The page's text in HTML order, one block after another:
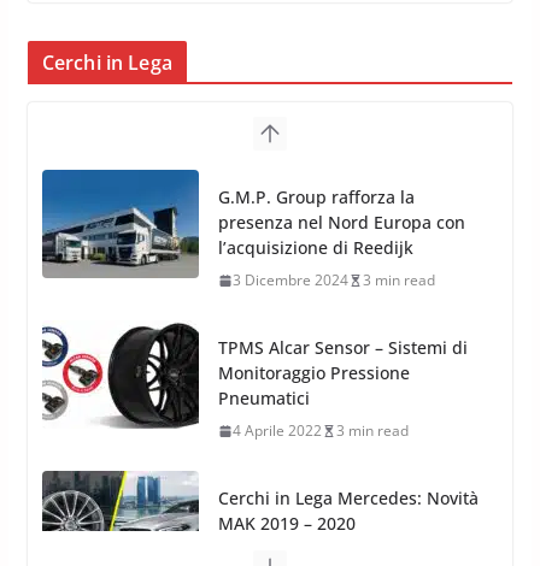
Cerchi in Lega
TPMS Alcar Sensor – Sistemi di
Monitoraggio Pressione
Pneumatici
4 Aprile 2022 3 min read
Cerchi in Lega Mercedes: Novità
MAK 2019 – 2020
16 Settembre 2019
MAK FIVESTAR (2019)
24 Luglio 2019 1 min read